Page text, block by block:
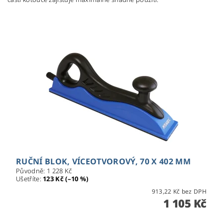
RUČNÍ BLOK, VÍCEOTVOROVÝ, 70 X 402 MM
Původně: 1 228 Kč
Ušetříte: 123 Kč (–10 %)
913,22 Kč bez DPH
1 105 Kč